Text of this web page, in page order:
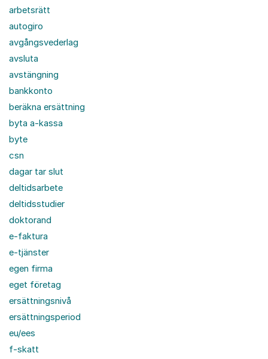
arbetsrätt
autogiro
avgångsvederlag
avsluta
avstängning
bankkonto
beräkna ersättning
byta a-kassa
byte
csn
dagar tar slut
deltidsarbete
deltidsstudier
doktorand
e-faktura
e-tjänster
egen firma
eget företag
ersättningsnivå
ersättningsperiod
eu/ees
f-skatt